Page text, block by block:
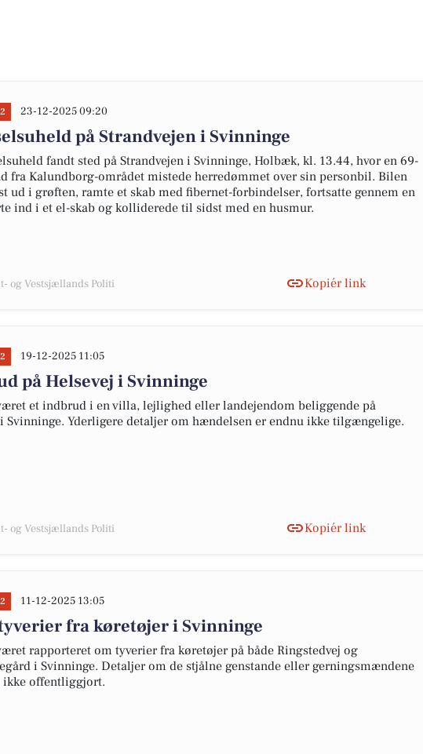
23-12-2025 09:20
på Strandvejen i Svinninge
fandt sted på Strandvejen i Svinninge, Holbæk, kl. 13.44, hvor en 69-
fra Kalundborg-området mistede herredømmet over sin personbil. Bilen
ud i grøften, ramte et skab med fibernet-forbindelser, fortsatte gennem en
ind i et el-skab og kolliderede til sidst med en husmur.
og Vestsjællands Politi Kopiér link
19-12-2025 11:05
på Helsevej i Svinninge
et indbrud i en villa, lejlighed eller landejendom beliggende på
Svinninge. Yderligere detaljer om hændelsen er endnu ikke tilgængelige.
og Vestsjællands Politi Kopiér link
11-12-2025 13:05
fra køretøjer i Svinninge
rapporteret om tyverier fra køretøjer på både Ringstedvej og
i Svinninge. Detaljer om de stjålne genstande eller gerningsmændene
ikke offentliggjort.